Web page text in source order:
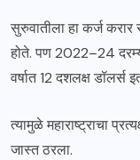
सुरुवातीला हा कर्ज करार
होते. पण 2022–24
वर्षात 12 दशलक्ष डॉलर्स
त्यामुळे महाराष्ट्राचा
जास्त ठरला.